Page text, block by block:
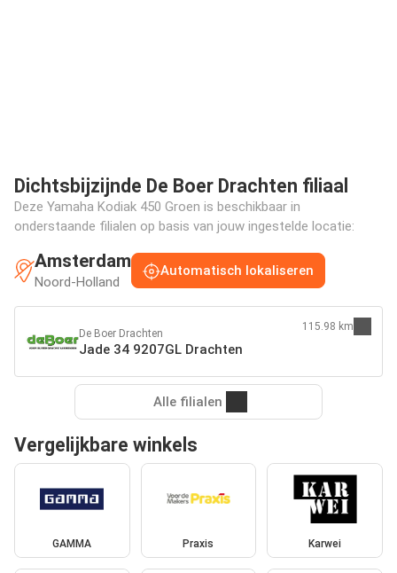
Dichtsbijzijnde De Boer Drachten filiaal
Deze Yamaha Kodiak 450 Groen is beschikbaar in
onderstaande filialen op basis van jouw ingestelde locatie:
Amsterdam
Noord-Holland
Automatisch lokaliseren
De Boer Drachten
Jade 34 9207GL Drachten
115.98 km
Alle filialen
Vergelijkbare winkels
GAMMA Praxis Karwei